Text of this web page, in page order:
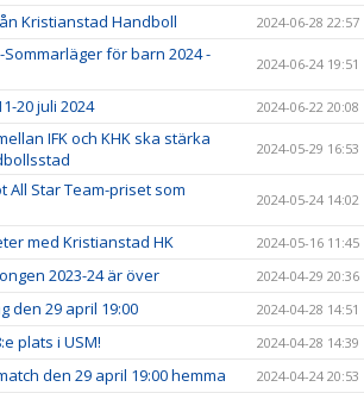
Kristianstad Handboll 2024-06-28 22:57
för barn 2024 -
2024-06-24 19:51
20 juli 2024 2024-06-22 20:08
IFK och KHK ska stärka
2024-05-29 16:53
All Star Team-priset som
2024-05-24 14:02
med Kristianstad HK 2024-05-16 11:45
2023-24 är över 2024-04-29 20:36
den 29 april 19:00 2024-04-28 14:51
plats i USM! 2024-04-28 14:39
den 29 april 19:00 hemma 2024-04-24 20:53